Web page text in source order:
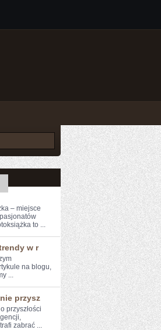
– miejsce
to ...
w r
na blogu,
...
przysz
​przyszłości
zabrać ...